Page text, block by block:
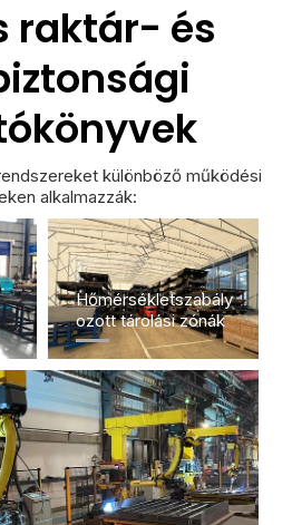
raktár- és
különböző működési
alkalmazzák:
Hőmérsékletszabály
ozott tárolási zónák​​​​​​​